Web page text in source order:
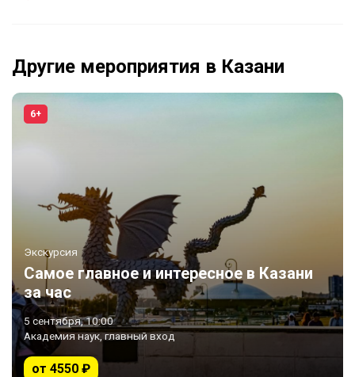
Другие мероприятия в Казани
6+
Экскурсия
Самое главное и интересное в Казани
за час
5 сентября, 10:00
Академия наук, главный вход
от 4550 ₽